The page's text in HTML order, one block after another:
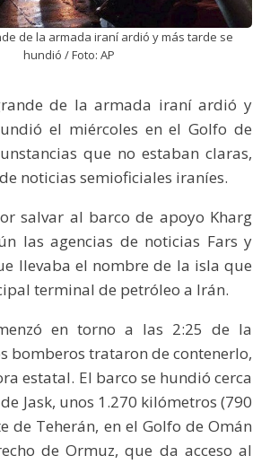
de la armada iraní ardió y más tarde se
hundió / Foto: AP
de la armada iraní ardió y
el miércoles en el Golfo de
que no estaban claras,
noticias semioficiales iraníes.
salvar al barco de apoyo Kharg
las agencias de noticias Fars y
llevaba el nombre de la isla que
terminal de petróleo a Irán.
en torno a las 2:25 de la
bomberos trataron de contenerlo,
estatal. El barco se hundió cerca
Jask, unos 1.270 kilómetros (790
de Teherán, en el Golfo de Omán
de Ormuz, que da acceso al